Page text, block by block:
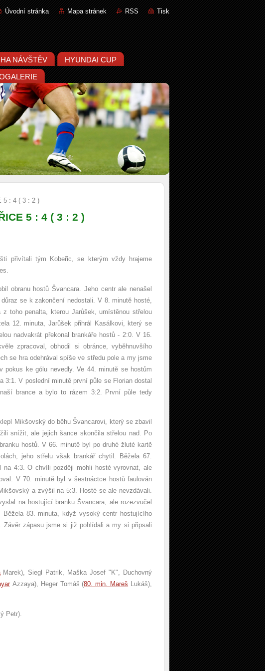
Úvodní stránka Mapa stránek RSS Tisk
NÁVŠTĚV HYUNDAI CUP
5 : 4 ( 3 : 2 )
5 : 4 ( 3 : 2 )
přivítali tým Kobeřic, se kterým vždy hrajeme
obranu hostů Švancara. Jeho centr ale nenašel
se k zakončení nedostali. V 8. minutě hosté,
toho penalta, kterou Jarůšek, umístěnou střelou
12. minuta, Jarůšek přihrál Kasálkovi, který se
nadvakrát překonal brankáře hostů - 2:0. V 16.
zpracoval, obhodil si obránce, vyběhnuvšího
se hra odehrával spíše ve středu pole a my jsme
ke gólu nevedly. Ve 44. minutě se hostům
3:1. V poslední minutě první půle se Florian dostal
brance a bylo to rázem 3:2. První půle tedy
Mikšovský do běhu Švancarovi, který se zbavil
snížit, ale jejich šance skončila střelou nad. Po
hostů. V 66. minutě byl po druhé žluté kartě
jeho střelu však brankář chytil. Běžela 67.
4:3. O chvíli později mohli hosté vyrovnat, ale
V 70. minutě byl v šestnáctce hostů faulován
a zvýšil na 5:3. Hosté se ale nevzdávali.
na hostující branku Švancara, ale rozezvučel
Běžela 83. minuta, když vysoký centr hostujícího
zápasu jsme si již pohlídali a my si připsali
Marek), Siegl Patrik, Maška Josef "K", Duchovný
Azzaya), Heger Tomáš (80. min. Mareš Lukáš),
Petr).